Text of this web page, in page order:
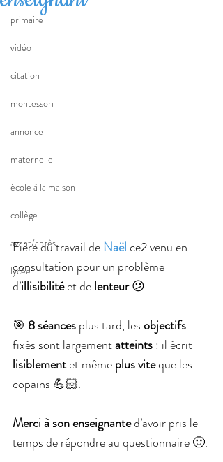
primaire
vidéo
citation
montessori
annonce
maternelle
école à la maison
collège
avant/après
lycée
Fière du travail de Naël ce2 venu en
consultation pour un problème
d’illisibilité et de lenteur 😕.
🎯 8 séances plus tard, les objectifs
fixés sont largement atteints : il écrit
lisiblement et même plus vite que les
copains 💪🏻.
Merci à son enseignante d’avoir pris le
temps de répondre au questionnaire 🙂.